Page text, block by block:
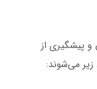
پیشگیری از
زیر می‌شوند: